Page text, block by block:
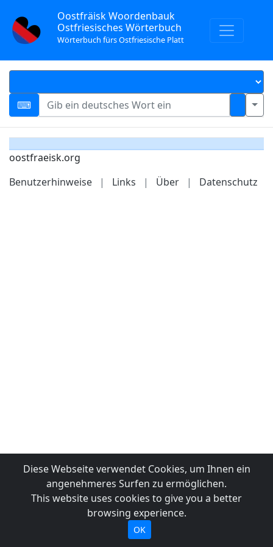
Oostfräisk Woordenbauk
Ostfriesisches Wörterbuch
Wörterbuch fürs Ostfriesische Platt
oostfraeisk.org
Benutzerhinweise
| Links | Über | Datenschutz
Diese Webseite verwendet Cookies, um Ihnen ein
angenehmeres Surfen zu ermöglichen.
This website uses cookies to give you a better
browsing experience.
OK